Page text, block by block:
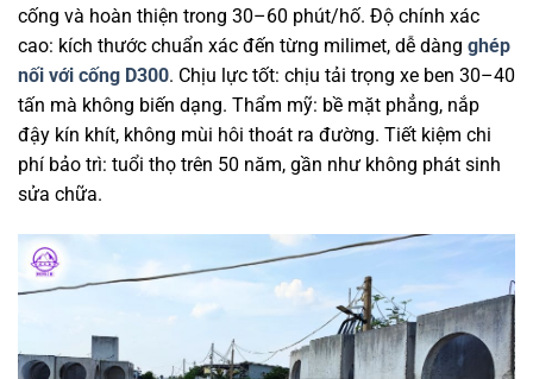
cống và hoàn thiện trong 30–60 phút/hố. Độ chính xác
cao: kích thước chuẩn xác đến từng milimet, dễ dàng ghép
nối với cống D300. Chịu lực tốt: chịu tải trọng xe ben 30–40
tấn mà không biến dạng. Thẩm mỹ: bề mặt phẳng, nắp
đậy kín khít, không mùi hôi thoát ra đường. Tiết kiệm chi
phí bảo trì: tuổi thọ trên 50 năm, gần như không phát sinh
sửa chữa.